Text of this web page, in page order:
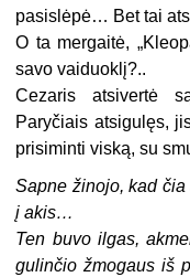
pasislėpė… Bet tai
O ta mergaitė,
savo vaiduoklį?..
Cezaris atsivertė
Paryčiais atsigulęs,
prisiminti viską, su
Sapne žinojo, kad
į akis…
Ten buvo ilgas,
gulinčio žmogaus iš